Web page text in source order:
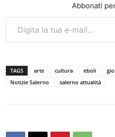
Abbonati
Digita la tua e-mail...
TAGS arte cultura eboli
Notizie Salerno
salerno attualità